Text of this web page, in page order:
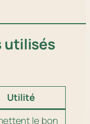
utilisés
Utilité
le bon